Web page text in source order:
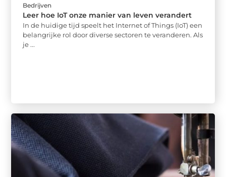
Bedrijven
Leer hoe IoT onze manier van leven verandert
In de huidige tijd speelt het Internet of Things (IoT) een
belangrijke rol door diverse sectoren te veranderen. Als
je ...